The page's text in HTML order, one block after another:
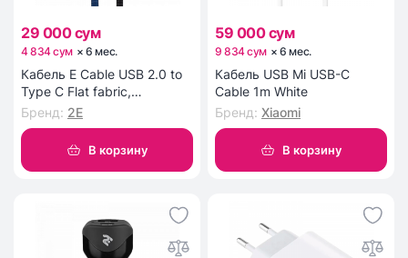
29 000 сум
4 834 сум × 6 мес.
Кабель Е Cable USB 2.0 to
Type C Flat fabric,
black/blue, 1m 2E-CCTT-
1MBL
Бренд: 2E
В корзину
59 000 сум
9 834 сум × 6 мес.
Кабель USB Mi USB-C
Cable 1m White
Бренд: Xiaomi
В корзину